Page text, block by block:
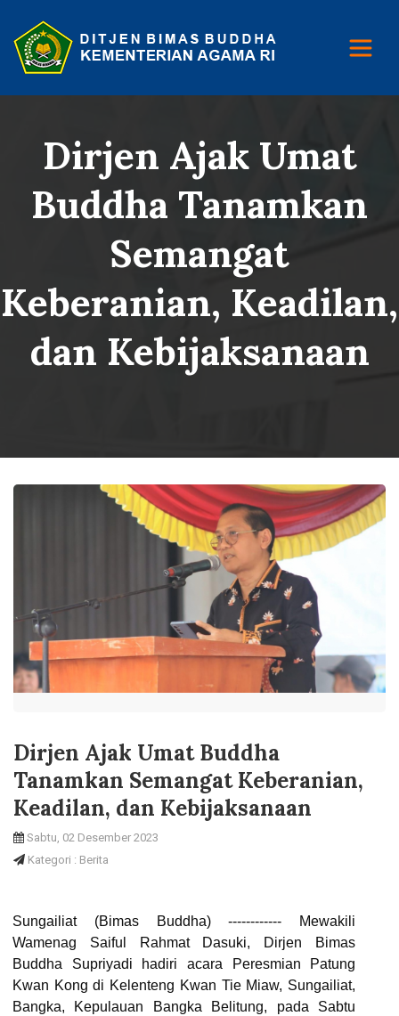
Dirjen Ajak Umat
Buddha Tanamkan
Semangat
Keberanian, Keadilan,
dan Kebijaksanaan
Dirjen Ajak Umat Buddha
Tanamkan Semangat Keberanian,
Keadilan, dan Kebijaksanaan
Sabtu, 02 Desember 2023
Kategori : Berita
Sungailiat (Bimas Buddha) ------------ Mewakili
Wamenag Saiful Rahmat Dasuki, Dirjen Bimas
Buddha Supriyadi hadiri acara Peresmian Patung
Kwan Kong di Kelenteng Kwan Tie Miaw, Sungailiat,
Bangka, Kepulauan Bangka Belitung, pada Sabtu